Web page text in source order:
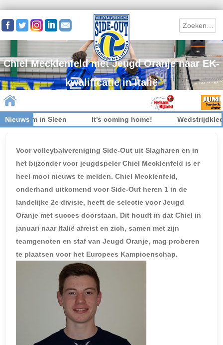
Search
Chiel Mecklenfeld met Jeugd Oranje naar EK-
kwalificatie in Italië
Nieuws
welkom in Sleen It’s coming home!
Voor volleybalvereniging Side-Out uit Slagharen en in
het bijzonder voor jeugdspeler Chiel Mecklenfeld is er
heel mooi nieuws te melden. Chiel Mecklenfeld,
onderhand uitkomend voor Side-Out heren 1 in de
landelijke 2e divisie, heeft de selectie voor Jeugd
Oranje met succes doorstaan. Dit houdt in dat Chiel in
januari naar Italië afreist en zich, samen met zijn
teamgenoten en staf van Jeugd Oranje, mag proberen
te plaatsen voor het Europees Kampioenschap.